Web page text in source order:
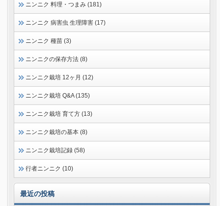
ニンニク 料理・つまみ (181)
ニンニク 病害虫 生理障害 (17)
ニンニク 種苗 (3)
ニンニクの保存方法 (8)
ニンニク栽培 12ヶ月 (12)
ニンニク栽培 Q&A (135)
ニンニク栽培 育て方 (13)
ニンニク栽培の基本 (8)
ニンニク栽培記録 (58)
行者ニンニク (10)
最近の投稿